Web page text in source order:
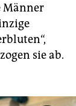
Männer
sie ab.